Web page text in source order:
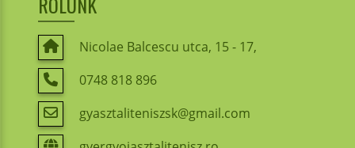
Nicolae Balcescu utca, 15 - 17,
0748 818 896
gyasztaliteniszsk@gmail.com